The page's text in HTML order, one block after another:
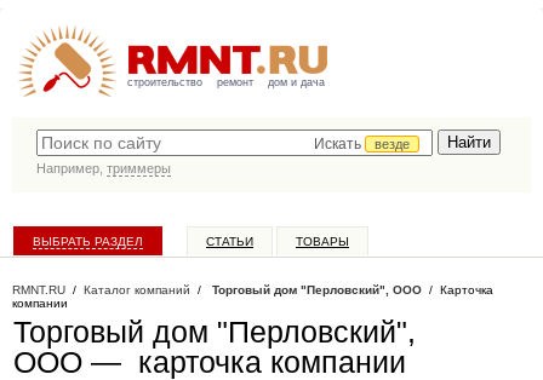
строительство ремонт дом и дача
Искать
везде
Например, триммеры
ВЫБРАТЬ РАЗДЕЛ СТАТЬИ ТОВАРЫ
RMNT.RU / Каталог компаний / Торговый дом "Перловский", ООО / Карточка
компании
Торговый дом "Перловский",
ООО — карточка компании